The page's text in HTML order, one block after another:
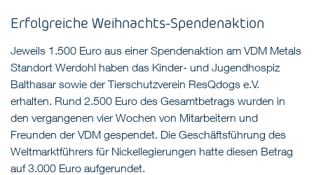
Erfolgreiche Weihnachts-Spendenaktion
Jeweils 1.500 Euro aus einer Spendenaktion am VDM Metals
Standort Werdohl haben das Kinder- und Jugendhospiz
Balthasar sowie der Tierschutzverein ResQdogs e.V.
erhalten. Rund 2.500 Euro des Gesamtbetrags wurden in
den vergangenen vier Wochen von Mitarbeitern und
Freunden der VDM gespendet. Die Geschäftsführung des
Weltmarktführers für Nickellegierungen hatte diesen Betrag
auf 3.000 Euro aufgerundet.